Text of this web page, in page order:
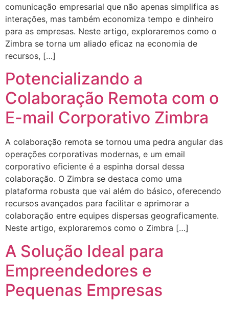
comunicação empresarial que não apenas simplifica as
interações, mas também economiza tempo e dinheiro
para as empresas. Neste artigo, exploraremos como o
Zimbra se torna um aliado eficaz na economia de
recursos, […]
Potencializando a
Colaboração Remota com o
E-mail Corporativo Zimbra
A colaboração remota se tornou uma pedra angular das
operações corporativas modernas, e um email
corporativo eficiente é a espinha dorsal dessa
colaboração. O Zimbra se destaca como uma
plataforma robusta que vai além do básico, oferecendo
recursos avançados para facilitar e aprimorar a
colaboração entre equipes dispersas geograficamente.
Neste artigo, exploraremos como o Zimbra […]
A Solução Ideal para
Empreendedores e
Pequenas Empresas